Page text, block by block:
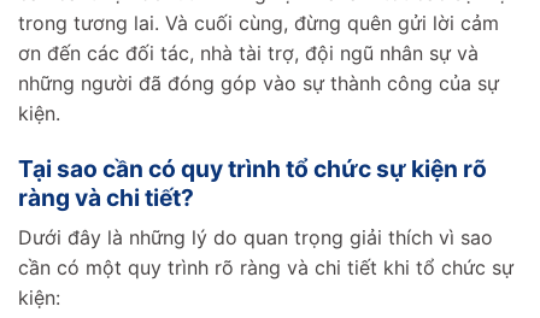
trong tương lai. Và cuối cùng, đừng quên gửi lời cảm
ơn đến các đối tác, nhà tài trợ, đội ngũ nhân sự và
những người đã đóng góp vào sự thành công của sự
kiện.
Tại sao cần có quy trình tổ chức sự kiện rõ
ràng và chi tiết?
Dưới đây là những lý do quan trọng giải thích vì sao
cần có một quy trình rõ ràng và chi tiết khi tổ chức sự
kiện: